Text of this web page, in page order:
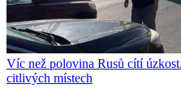
Víc než polovina Rusů cítí
citlivých místech